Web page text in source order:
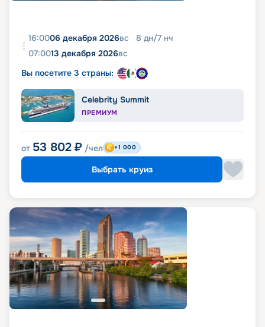
16:0006 декабря 2026вс 8 дн/7 нч
07:0013 декабря 2026вс
Вы посетите 3 страны:
Celebrity Summit
ПРЕМИУМ
от 53 802 ₽ /чел +1 000
Выбрать круиз